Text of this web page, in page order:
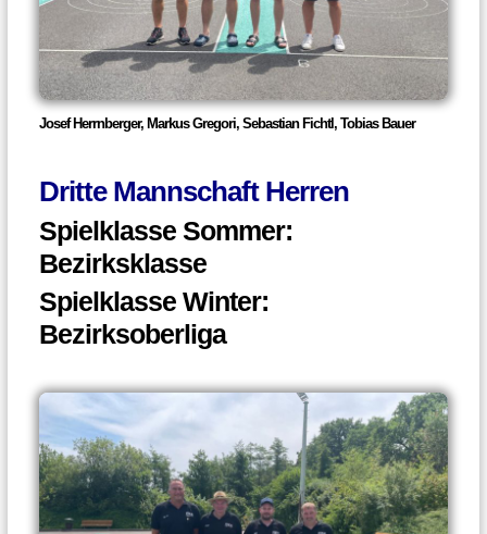
Josef Herrnberger, Markus Gregori, Sebastian Fichtl, Tobias Bauer
Dritte Mannschaft Herren
Spielklasse Sommer:
Bezirksklasse
Spielklasse Winter:
Bezirksoberliga